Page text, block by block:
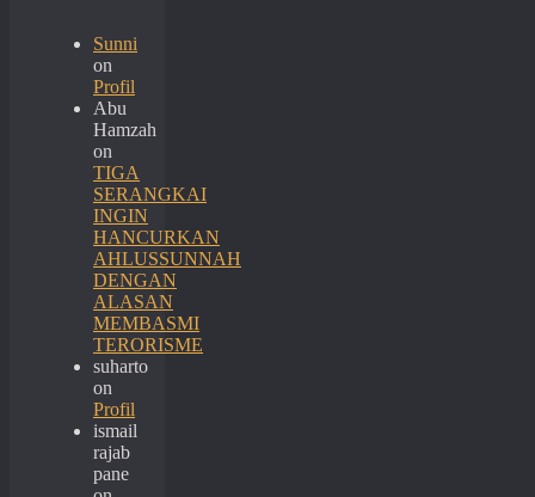
Sunni
on
Profil
Abu
Hamzah
on
TIGA
SERANGKAI
INGIN
HANCURKAN
AHLUSSUNNAH
DENGAN
ALASAN
MEMBASMI
TERORISME
suharto
on
Profil
ismail
rajab
pane